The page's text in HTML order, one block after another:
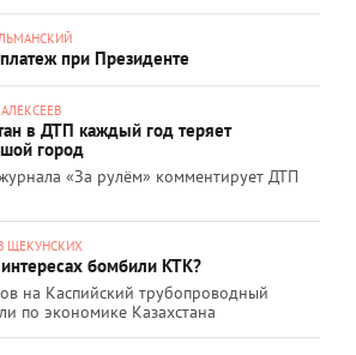
при Президенте
в ДТП каждый год теряет
город
«За рулём» комментирует ДТП
ЩЕКУНСКИХ
бомбили КТК?
на Каспийский трубопроводный
по экономике Казахстана